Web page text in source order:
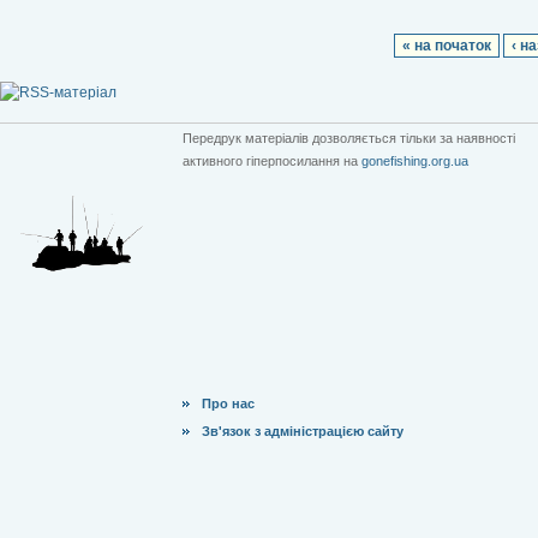
« на початок ‹
Передрук матеріалів дозволяється тільки за наявності
активного гіперпосилання на gonefishing.org.ua
Про нас
Зв'язок з адміністрацією сайту